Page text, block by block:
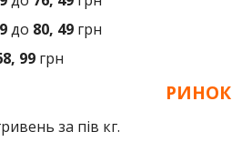
до 80, 49грн
99грн
РИНОК
за пів кг.